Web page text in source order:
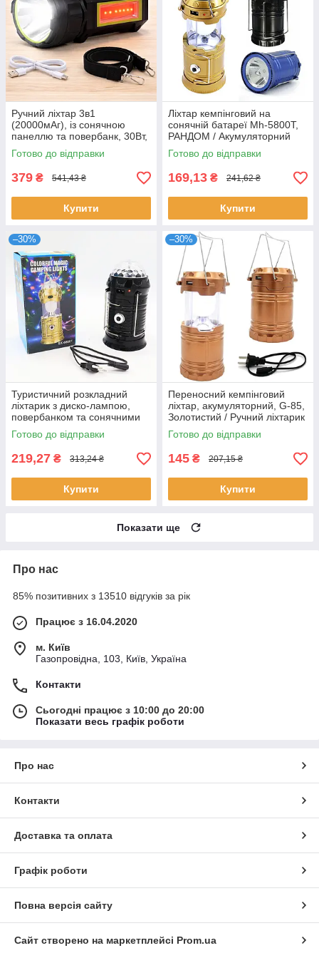
Ручний ліхтар 3в1
(20000мАг), із сонячною
панеллю та повербанк, 30Вт,
USB, HEL-T95, Чорний /
Акумуляторна лампа
Готово до відправки
379 ₴ 541,43 ₴
Купити
Ліхтар кемпінговий на
сонячній батареї Mh-5800T,
РАНДОМ / Акумуляторний
ліхтар з Power Bank
Готово до відправки
169,13 ₴ 241,62 ₴
Купити
–30%
Туристичний розкладний
ліхтарик з диско-лампою,
повербанком та сонячними
панелями SX-6808T, Чорний
/ Ручним ліхтарик
Готово до відправки
219,27 ₴ 313,24 ₴
Купити
–30%
Переносний кемпінговий
ліхтар, акумуляторний, G-85,
Золотистий / Ручний ліхтарик
/ Кемпінговий світильник
Готово до відправки
145 ₴ 207,15 ₴
Купити
Показати ще
Про нас
85% позитивних з 13510 відгуків за рік
Працює з 16.04.2020
м. Київ
Газопровідна, 103, Київ, Україна
Контакти
Сьогодні працює з 10:00 до 20:00
Показати весь графік роботи
Про нас
Контакти
Доставка та оплата
Графік роботи
Повна версія сайту
Сайт створено на маркетплейсі Prom.ua